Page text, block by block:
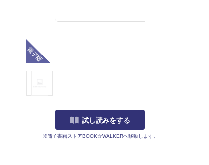
試し読みをする
※電子書籍ストアBOOK☆WALKERへ移動します。